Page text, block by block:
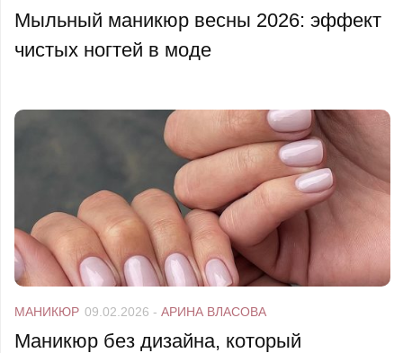
Мыльный маникюр весны 2026: эффект
чистых ногтей в моде
МАНИКЮР 09.02.2026 - АРИНА ВЛАСОВА
Маникюр без дизайна, который